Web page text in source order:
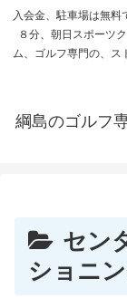
入会金、駐車場は無
８分、朝日スポーツ
ム、ゴルフ専門の、ス
綱島のゴルフ
セン
ショニ